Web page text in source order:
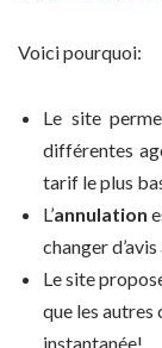
Voici pourquoi:
Le site
différentes
tarif le plus
L’annulation
changer
Le site
que les autres
instantanée!